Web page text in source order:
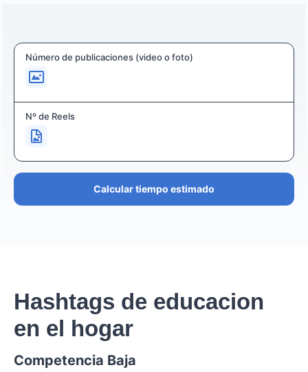
Número de publicaciones (video o foto)
Nº de Reels
Calcular tiempo estimado
Hashtags de educacion
en el hogar
Competencia Baja